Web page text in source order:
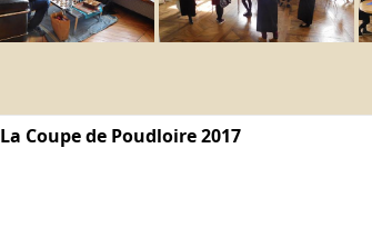
La Coupe de Poudloire 2017